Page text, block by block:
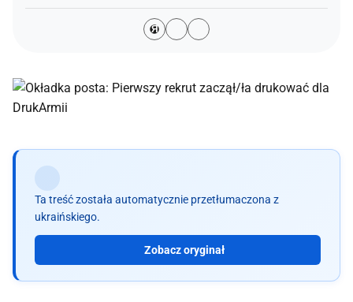
Я
Ta treść została automatycznie przetłumaczona z
ukraińskiego.
Zobacz oryginał